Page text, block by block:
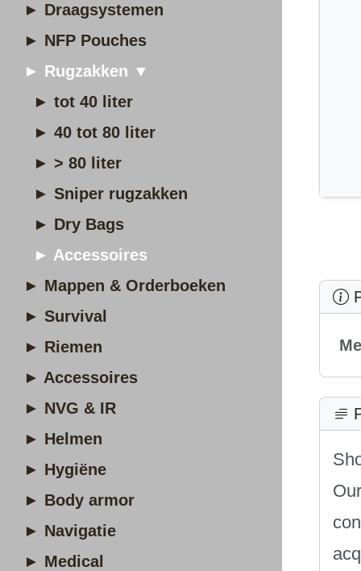
► Draagsystemen
► NFP Pouches
► Rugzakken ▼
► tot 40 liter
► 40 tot 80 liter
► > 80 liter
► Sniper rugzakken
► Dry Bags
► Accessoires
► Mappen & Orderboeken
► Survival
► Riemen
► Accessoires
► NVG & IR
► Helmen
► Hygiëne
► Body armor
► Navigatie
► Medical